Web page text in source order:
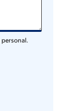
personal.